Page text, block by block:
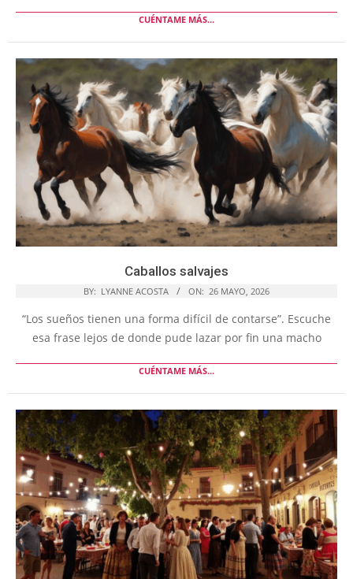
CUÉNTAME MÁS...
Caballos salvajes
BY: LYANNE ACOSTA ON: 26 MAYO, 2026
“Los sueños tienen una forma difícil de contarse”. Escuche
esa frase lejos de donde pude lazar por fin una macho
CUÉNTAME MÁS...